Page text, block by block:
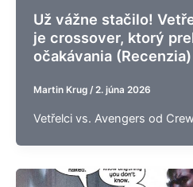
Už vážne stačilo!
je crossover, ktorý
očakávania (Recenzia)
Martin Krug / 2. júna 2026
Vetřelci vs. Avengers od